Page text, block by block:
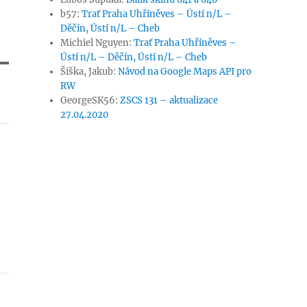
b57:Trať Praha Uhříněves – Ústí n/L –
Děčín, Ústí n/L – Cheb
Michiel Nguyen:Trať Praha Uhříněves –
Ústí n/L – Děčín, Ústí n/L – Cheb
Šiška, Jakub:Návod na Google Maps API pro
RW
GeorgeSK56:ZSCS 131 – aktualizace
27.04.2020